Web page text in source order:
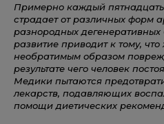
Примерно каждый
страдает от различных форм
разнородных дегенеративных
развитие приводит к тому,
необратимым образом
результате чего человек
Медики пытаются
лекарств, подавляющих
помощи диетических